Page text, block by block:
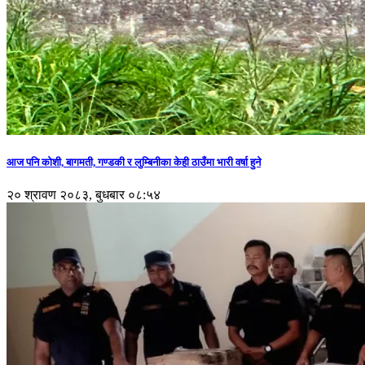
आज पनि कोशी, बागमती, गण्डकी र लुम्बिनीका केही ठाउँमा भारी वर्षा हुने
२० श्रावण २०८३, बुधबार ०८:५४